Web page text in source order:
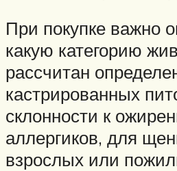
При покупке важно
какую категорию
рассчитан
кастрированных
склонности к
аллергиков, для
взрослых или